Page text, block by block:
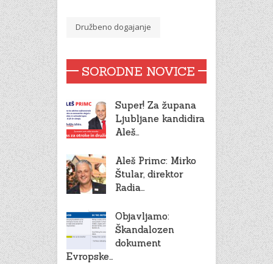
Družbeno dogajanje
SORODNE NOVICE
Super! Za župana
Ljubljane kandidira
Aleš…
Aleš Primc: Mirko
Štular, direktor
Radia…
Objavljamo:
Škandalozen
dokument
Evropske…